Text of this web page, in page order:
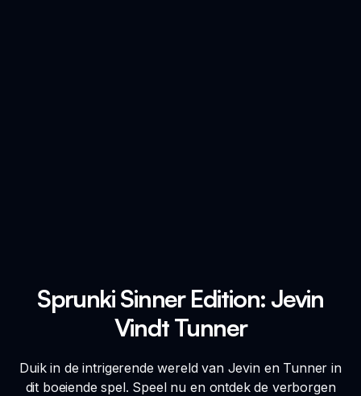
Sprunki Sinner Edition: Jevin
Vindt Tunner
Duik in de intrigerende wereld van Jevin en Tunner in
dit boeiende spel. Speel nu en ontdek de verborgen